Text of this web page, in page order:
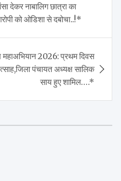
नाबालिग छात्रा का
को ओडिशा से दबोचा..!*
महाअभियान 2026: प्रथम दिवस
पंचायत अध्यक्ष सालिक
साय हुए शामिल….*